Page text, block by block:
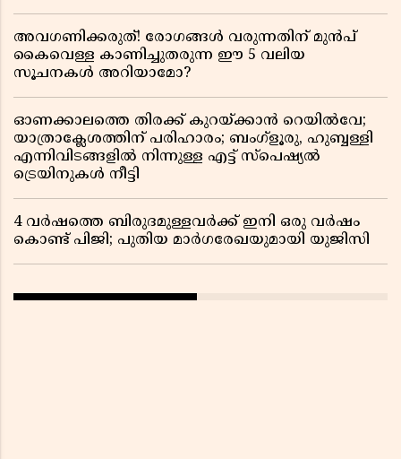
അവഗണിക്കരുത്! രോഗങ്ങൾ വരുന്നതിന് മുൻപ്
കൈവെള്ള കാണിച്ചുതരുന്ന ഈ 5 വലിയ
സൂചനകൾ അറിയാമോ?
ഓണക്കാലത്തെ തിരക്ക് കുറയ്ക്കാൻ റെയിൽവേ;
യാത്രാക്ലേശത്തിന് പരിഹാരം; ബംഗ്ളൂരു, ഹുബ്ബള്ളി
എന്നിവിടങ്ങളിൽ നിന്നുള്ള എട്ട് സ്പെഷ്യൽ
ട്രെയിനുകൾ നീട്ടി
4 വർഷത്തെ ബിരുദമുള്ളവർക്ക് ഇനി ഒരു വർഷം
കൊണ്ട് പിജി; പുതിയ മാർഗരേഖയുമായി യുജിസി